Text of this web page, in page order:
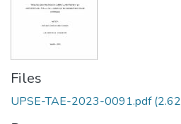
Files
UPSE-TAE-2023-0091.pdf